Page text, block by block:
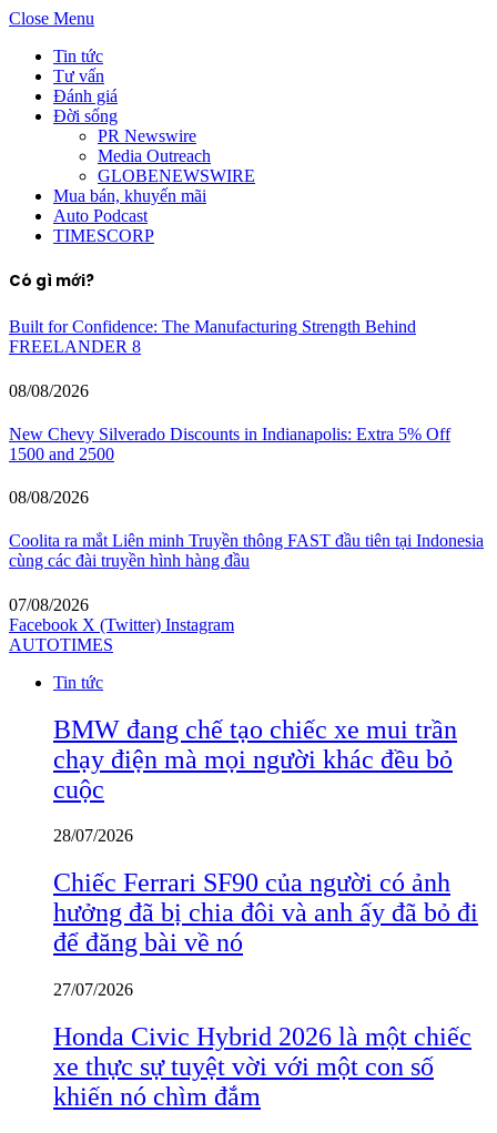
Close Menu
Tin tức
Tư vấn
Đánh giá
Đời sống
PR Newswire
Media Outreach
GLOBENEWSWIRE
Mua bán, khuyến mãi
Auto Podcast
TIMESCORP
Có gì mới?
Built for Confidence: The Manufacturing Strength Behind
FREELANDER 8
08/08/2026
New Chevy Silverado Discounts in Indianapolis: Extra 5% Off
1500 and 2500
08/08/2026
Coolita ra mắt Liên minh Truyền thông FAST đầu tiên tại Indonesia
cùng các đài truyền hình hàng đầu
07/08/2026
Facebook X (Twitter) Instagram
AUTOTIMES
Tin tức
BMW đang chế tạo chiếc xe mui trần
chạy điện mà mọi người khác đều bỏ
cuộc
28/07/2026
Chiếc Ferrari SF90 của người có ảnh
hưởng đã bị chia đôi và anh ấy đã bỏ đi
để đăng bài về nó
27/07/2026
Honda Civic Hybrid 2026 là một chiếc
xe thực sự tuyệt vời với một con số
khiến nó chìm đắm